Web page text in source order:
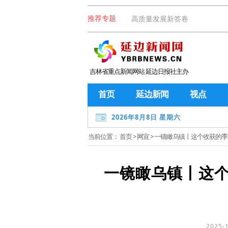
推荐专题 高质量发展新答卷
吉林省重点新闻网站 延边日报社主办
首页 延边新闻 视点
2026年8月8日 星期六
当前位置： 首页>网宣> 一镜瞰乌镇丨这个收获的
一镜瞰乌镇丨这
2025-